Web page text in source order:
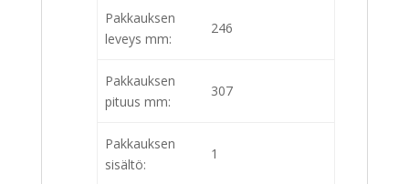
Pakkauksen
leveys mm:
246
Pakkauksen
pituus mm:
307
Pakkauksen
sisältö:
1